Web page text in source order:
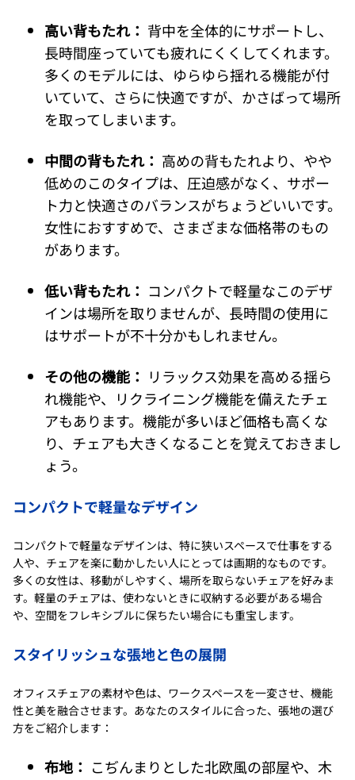
高い背もたれ： 背中を全体的にサポートし、
長時間座っていても疲れにくくしてくれます。
多くのモデルには、ゆらゆら揺れる機能が付
いていて、さらに快適ですが、かさばって場所
を取ってしまいます。
中間の背もたれ： 高めの背もたれより、やや
低めのこのタイプは、圧迫感がなく、サポー
ト力と快適さのバランスがちょうどいいです。
女性におすすめで、さまざまな価格帯のもの
があります。
低い背もたれ： コンパクトで軽量なこのデザ
インは場所を取りませんが、長時間の使用に
はサポートが不十分かもしれません。
その他の機能： リラックス効果を高める揺ら
れ機能や、リクライニング機能を備えたチェ
アもあります。機能が多いほど価格も高くな
り、チェアも大きくなることを覚えておきまし
ょう。
コンパクトで軽量なデザイン
コンパクトで軽量なデザインは、特に狭いスペースで仕事をする
人や、チェアを楽に動かしたい人にとっては画期的なものです。
多くの女性は、移動がしやすく、場所を取らないチェアを好みま
す。軽量のチェアは、使わないときに収納する必要がある場合
や、空間をフレキシブルに保ちたい場合にも重宝します。
スタイリッシュな張地と色の展開
オフィスチェアの素材や色は、ワークスペースを一変させ、機能
性と美を融合させます。あなたのスタイルに合った、張地の選び
方をご紹介します：
布地： こぢんまりとした北欧風の部屋や、木